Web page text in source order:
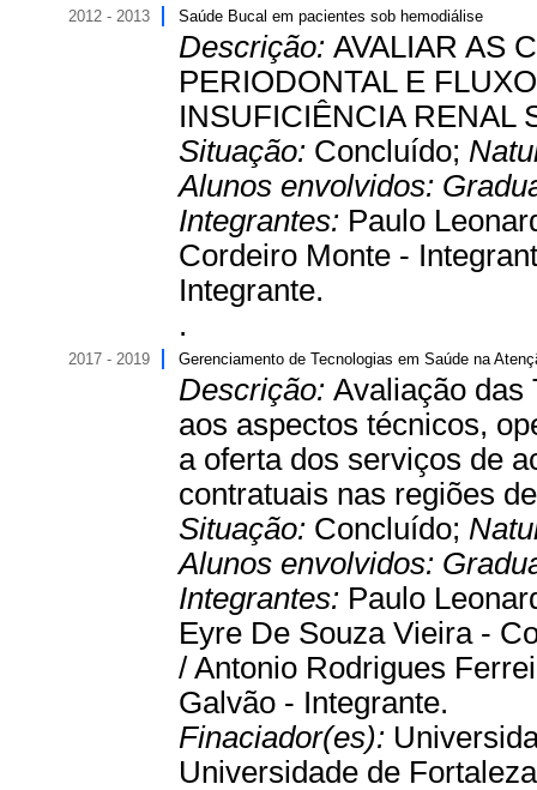
2012 - 2013 Saúde Bucal em pacientes sob hemodiálise
Descrição: AVALIAR AS
PERIODONTAL E
INSUFICIÊNCIA RENAL
Situação: Concluído;
Alunos envolvidos:
Integrantes: Paulo
Cordeiro Monte -
Integrante.
.
2017 - 2019 Gerenciamento de Tecnologias em Saúde na
Descrição: Avaliação das
aos aspectos técnicos,
a oferta dos serviços de
contratuais nas regiões
Situação: Concluído;
Alunos envolvidos:
Integrantes: Paulo
Eyre De Souza Vieira -
/ Antonio Rodrigues
Galvão - Integrante.
Finaciador(es):
Universidade de